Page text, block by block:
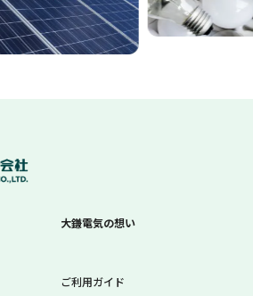
大鎌電気の想い
ご利用ガイド